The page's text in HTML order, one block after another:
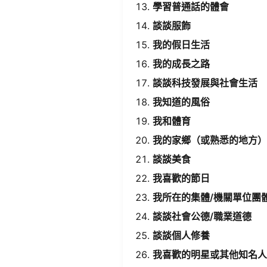
​學習普通話的體會​
​談談服飾​
​我的假日生活​
​我的成長之路​
​談談科技發展與社會生活​
​我知道的風俗​
​我和體育​
​我的家鄉（或熟悉的地方）​
​談談美食​
​我喜歡的節日​
我所在的集體/機關單位團
​談談社會公德/職業道德​
​談談個人修養​
我喜歡的明星或其他知名